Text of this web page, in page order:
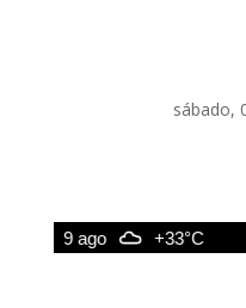
sábado,
9 ago +33°C